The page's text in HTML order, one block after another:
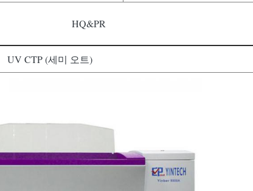
HQ&PR
UV CTP (세미 오트)